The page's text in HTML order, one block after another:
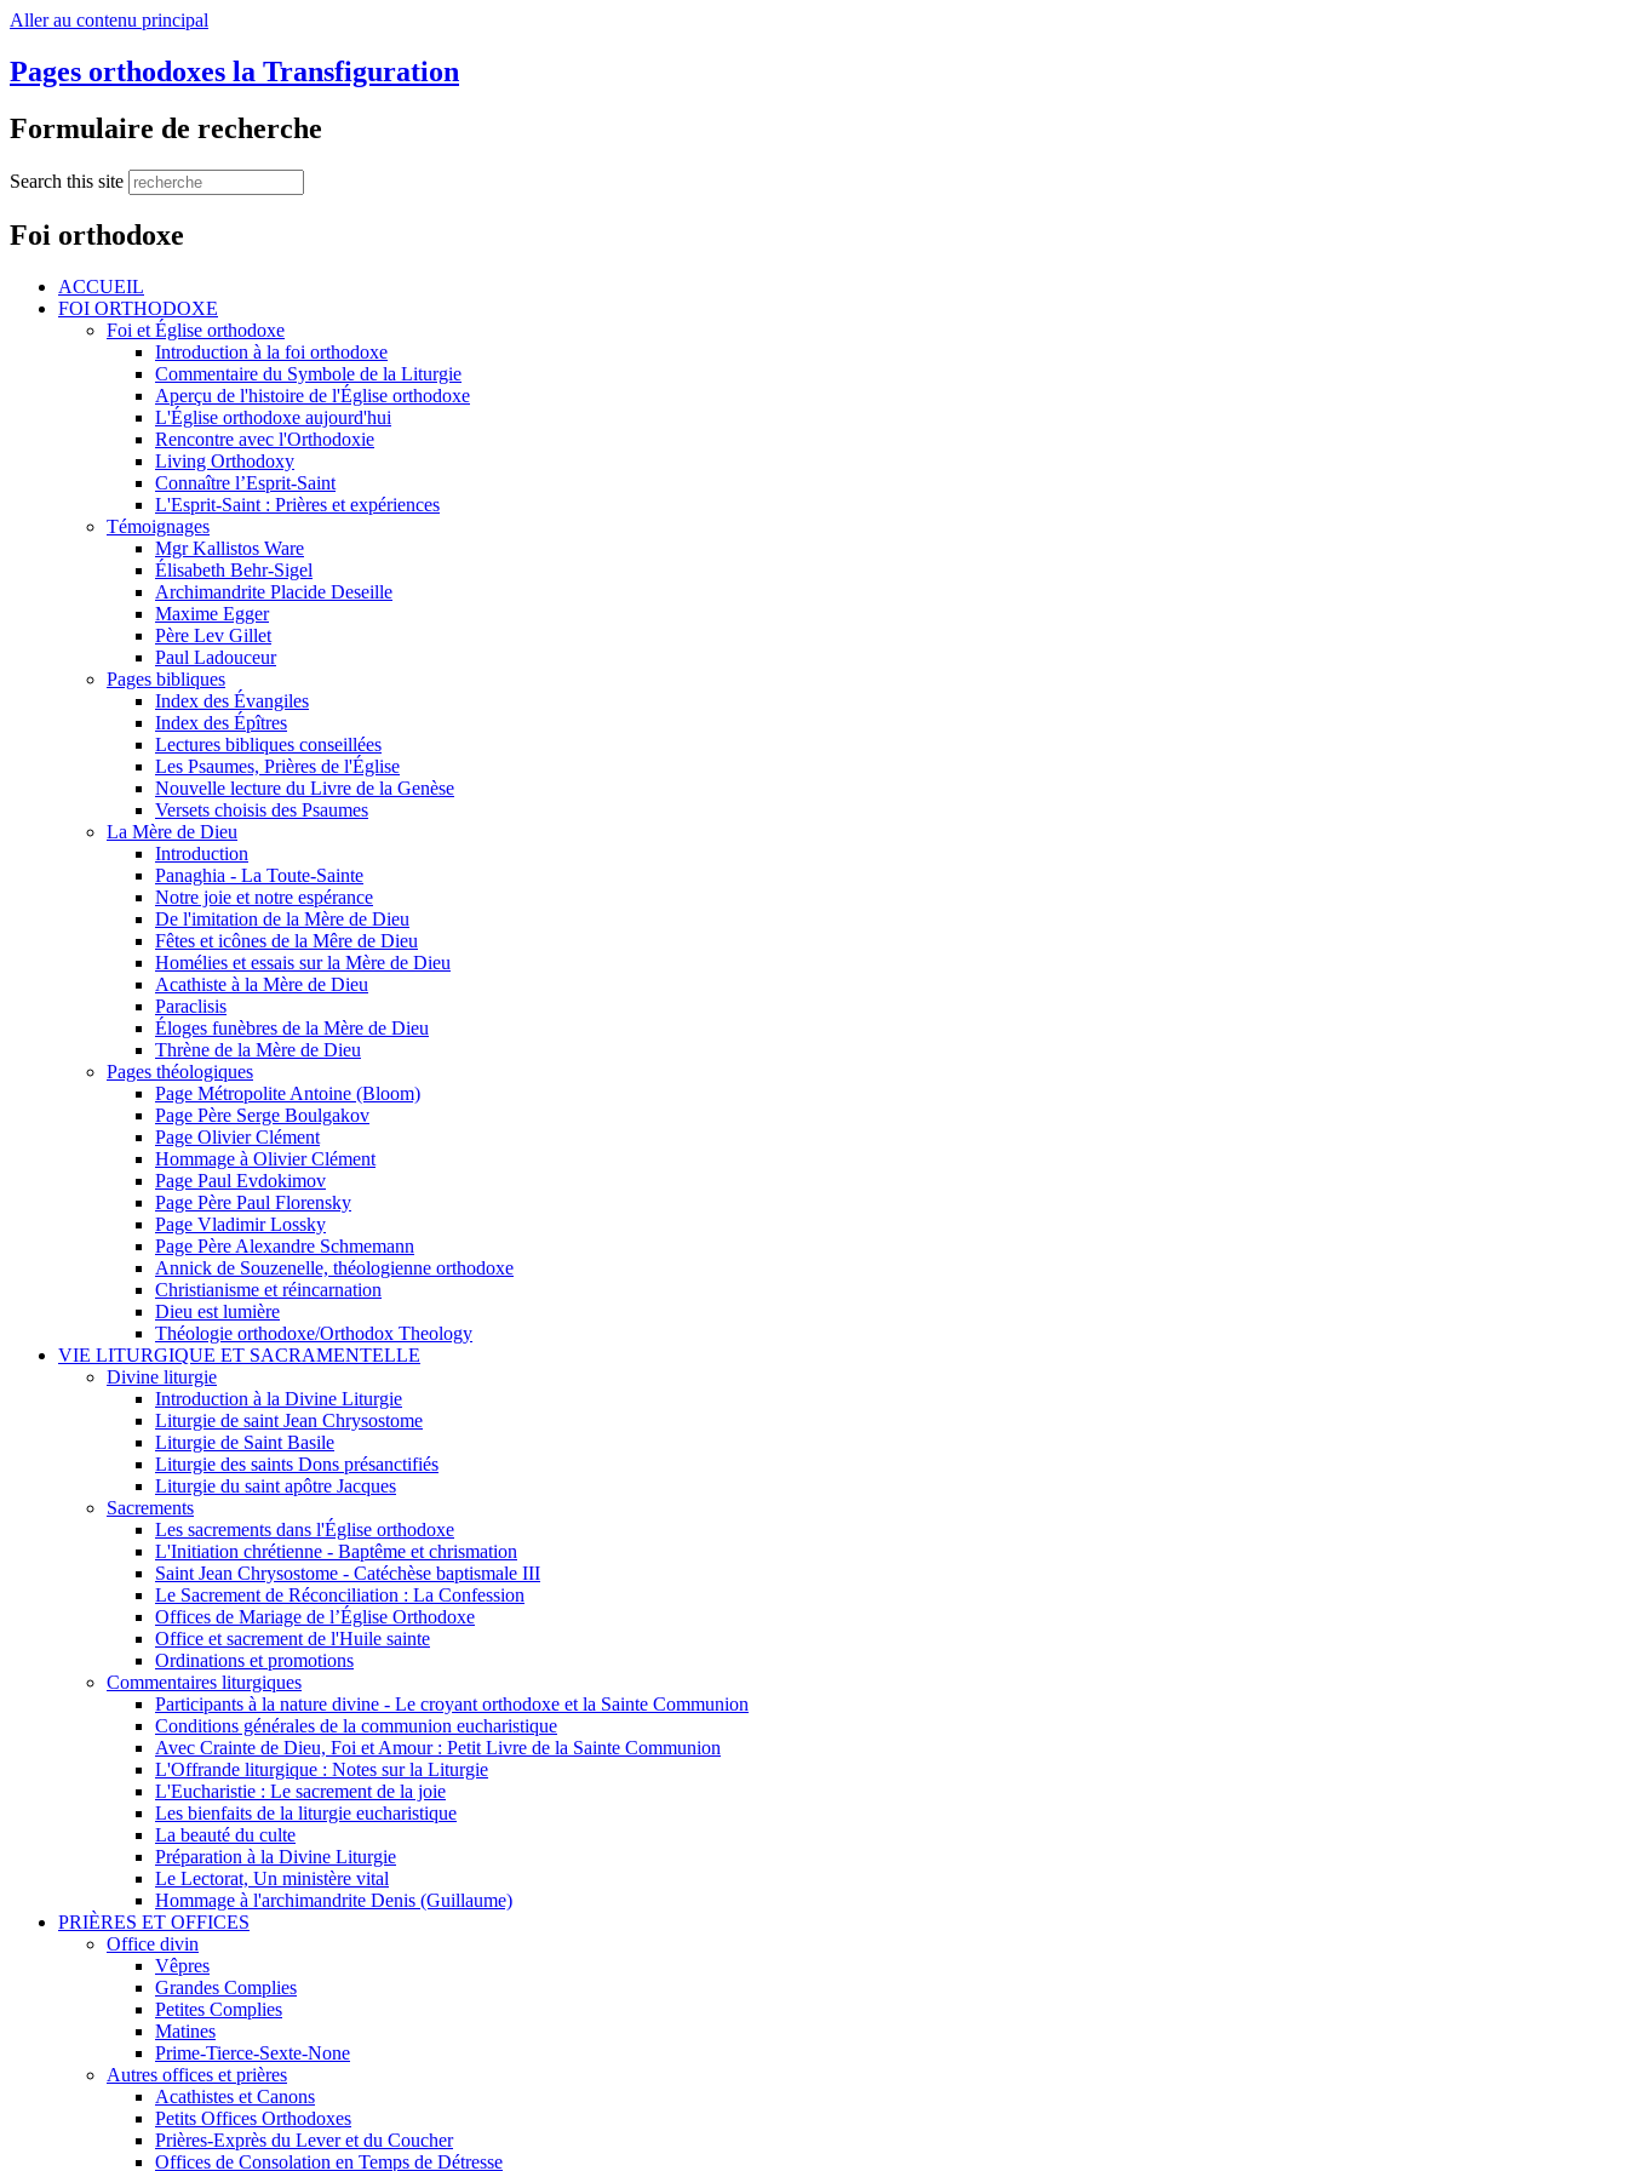
Aller au contenu principal
Pages orthodoxes la Transfiguration
Formulaire de recherche
Search this site
Foi orthodoxe
ACCUEIL
FOI ORTHODOXE
Foi et Église orthodoxe
Introduction à la foi orthodoxe
Commentaire du Symbole de la Liturgie
Aperçu de l'histoire de l'Église orthodoxe
L'Église orthodoxe aujourd'hui
Rencontre avec l'Orthodoxie
Living Orthodoxy
Connaître l’Esprit-Saint
L'Esprit-Saint : Prières et expériences
Témoignages
Mgr Kallistos Ware
Élisabeth Behr-Sigel
Archimandrite Placide Deseille
Maxime Egger
Père Lev Gillet
Paul Ladouceur
Pages bibliques
Index des Évangiles
Index des Épîtres
Lectures bibliques conseillées
Les Psaumes, Prières de l'Église
Nouvelle lecture du Livre de la Genèse
Versets choisis des Psaumes
La Mère de Dieu
Introduction
Panaghia - La Toute-Sainte
Notre joie et notre espérance
De l'imitation de la Mère de Dieu
Fêtes et icônes de la Mêre de Dieu
Homélies et essais sur la Mère de Dieu
Acathiste à la Mère de Dieu
Paraclisis
Éloges funèbres de la Mère de Dieu
Thrène de la Mère de Dieu
Pages théologiques
Page Métropolite Antoine (Bloom)
Page Père Serge Boulgakov
Page Olivier Clément
Hommage à Olivier Clément
Page Paul Evdokimov
Page Père Paul Florensky
Page Vladimir Lossky
Page Père Alexandre Schmemann
Annick de Souzenelle, théologienne orthodoxe
Christianisme et réincarnation
Dieu est lumière
Théologie orthodoxe/Orthodox Theology
VIE LITURGIQUE ET SACRAMENTELLE
Divine liturgie
Introduction à la Divine Liturgie
Liturgie de saint Jean Chrysostome
Liturgie de Saint Basile
Liturgie des saints Dons présanctifiés
Liturgie du saint apôtre Jacques
Sacrements
Les sacrements dans l'Église orthodoxe
L'Initiation chrétienne - Baptême et chrismation
Saint Jean Chrysostome - Catéchèse baptismale III
Le Sacrement de Réconciliation : La Confession
Offices de Mariage de l’Église Orthodoxe
Office et sacrement de l'Huile sainte
Ordinations et promotions
Commentaires liturgiques
Participants à la nature divine - Le croyant orthodoxe et la Sainte Communion
Conditions générales de la communion eucharistique
Avec Crainte de Dieu, Foi et Amour : Petit Livre de la Sainte Communion
L'Offrande liturgique : Notes sur la Liturgie
L'Eucharistie : Le sacrement de la joie
Les bienfaits de la liturgie eucharistique
La beauté du culte
Préparation à la Divine Liturgie
Le Lectorat, Un ministère vital
Hommage à l'archimandrite Denis (Guillaume)
PRIÈRES ET OFFICES
Office divin
Vêpres
Grandes Complies
Petites Complies
Matines
Prime-Tierce-Sexte-None
Autres offices et prières
Acathistes et Canons
Petits Offices Orthodoxes
Prières-Exprès du Lever et du Coucher
Offices de Consolation en Temps de Détresse